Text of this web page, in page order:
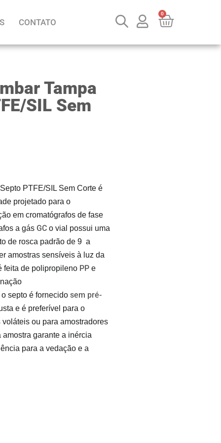
CONTATO
0
Tampa
SIL Sem
PTFE/SIL Sem Corte é
projetado para o
em cromatógrafos de fase
a gás GC o vial possui uma
de rosca padrão de 9 a
amostras sensíveis à luz da
feita de polipropileno PP e
septo é fornecido sem pré-
e é preferível para o
ou para amostradores
garante a inércia
para a vedação e a